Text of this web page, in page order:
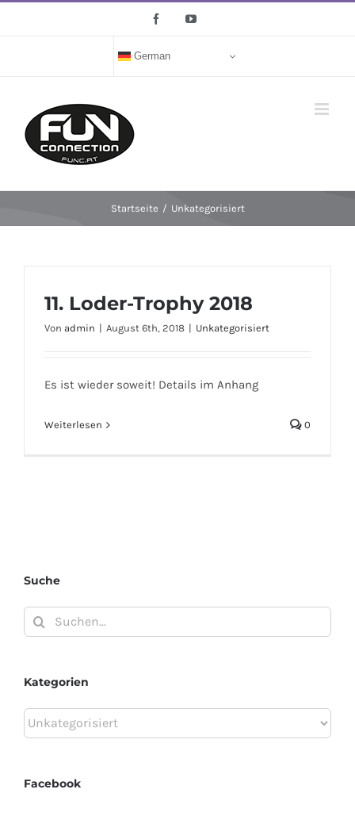
FacebookYouTube
German
Startseite / Unkategorisiert
11. Loder-Trophy 2018
Von admin | August 6th, 2018 | Unkategorisiert
Es ist wieder soweit! Details im Anhang
Weiterlesen 0
Suche
Suche
nach:
Kategorien
Kategorien
Facebook